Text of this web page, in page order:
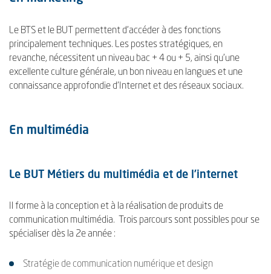
Le BTS et le BUT permettent d'accéder à des fonctions
principalement techniques. Les postes stratégiques, en
revanche, nécessitent un niveau bac + 4 ou + 5, ainsi qu'une
excellente culture générale, un bon niveau en langues et une
connaissance approfondie d'Internet et des réseaux sociaux.
En multimédia
Le BUT Métiers du multimédia et de l’internet
Il forme à la conception et à la réalisation de produits de
communication multimédia. Trois parcours sont possibles pour se
spécialiser dès la 2e année :
Stratégie de communication numérique et design